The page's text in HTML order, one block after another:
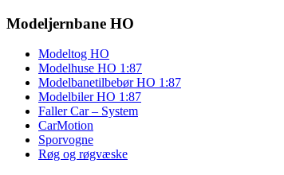
Modeljernbane HO
Modeltog HO
Modelhuse HO 1:87
Modelbanetilbebør HO 1:87
Modelbiler HO 1:87
Faller Car – System
CarMotion
Sporvogne
Røg og røgvæske